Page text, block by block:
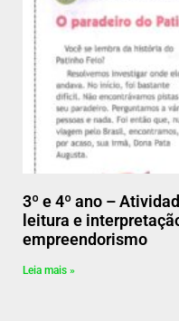
3º e 4º ano –
leitura e
empreendorismo
Leia mais »